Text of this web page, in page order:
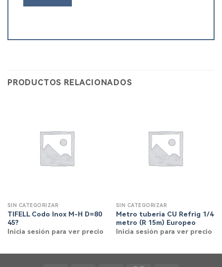
PRODUCTOS RELACIONADOS
SIN CATEGORIZAR
TIFELL Codo Inox M-H D=80
45?
Inicia sesión para ver precio
SIN CATEGORIZAR
Metro tuberia CU Refrig 1/4
metro (R 15m) Europeo
Inicia sesión para ver precio